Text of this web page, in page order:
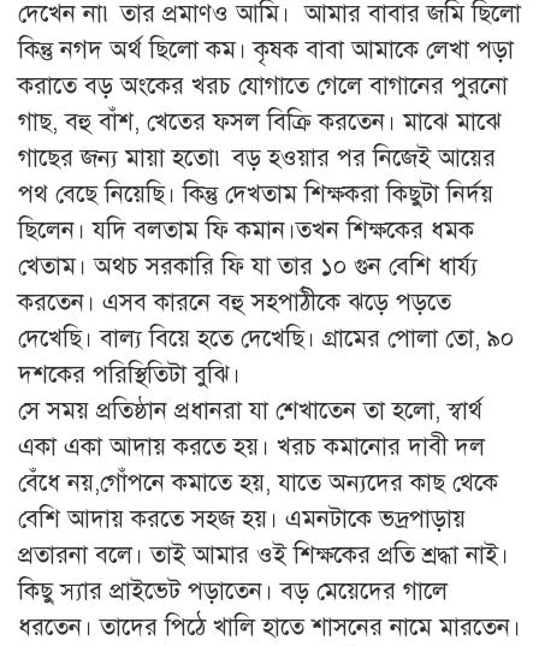
দেখেন না৷ তার প্রমাণও আমি। আমার বাবার জমি ছিলো
কিন্তু নগদ অর্থ ছিলো কম। কৃষক বাবা আমাকে লেখা পড়া
করাতে বড় অংকের খরচ যোগাতে গেলে বাগানের পুরনো
গাছ, বহু বাঁশ, খেতের ফসল বিক্রি করতেন। মাঝে মাঝে
গাছের জন্য মায়া হতো৷ বড় হওয়ার পর নিজেই আয়ের
পথ বেছে নিয়েছি। কিন্তু দেখতাম শিক্ষকরা কিছুটা নির্দয়
ছিলেন। যদি বলতাম ফি কমান।তখন শিক্ষকের ধমক
খেতাম। অথচ সরকারি ফি যা তার ১০ গুন বেশি ধার্য্য
করতেন। এসব কারনে বহু সহপাঠীকে ঝড়ে পড়তে
দেখেছি। বাল্য বিয়ে হতে দেখেছি। গ্রামের পোলা তো, ৯০
দশকের পরিস্থিতিটা বুঝি।
সে সময় প্রতিষ্ঠান প্রধানরা যা শেখাতেন তা হলো, স্বার্থ
একা একা আদায় করতে হয়। খরচ কমানোর দাবী দল
বেঁধে নয়,গোঁপনে কমাতে হয়, যাতে অন্যদের কাছ থেকে
বেশি আদায় করতে সহজ হয়। এমনটাকে ভদ্রপাড়ায়
প্রতারনা বলে। তাই আমার ওই শিক্ষকের প্রতি শ্রদ্ধা নাই।
কিছু স্যার প্রাইভেট পড়াতেন। বড় মেয়েদের গালে
ধরতেন। তাদের পিঠে খালি হাতে শাসনের নামে মারতেন।